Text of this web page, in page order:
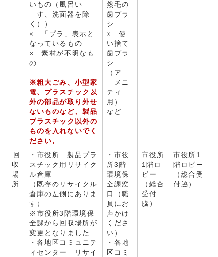
いもの（風呂い
す、洗面器を除
く））
× 「プラ」表示と
なっているもの
× 素材が不明なも
の
※粗大ごみ、小型家
電、プラスチック以
外の部品が取り外せ
ないものなど、製品
プラスチック以外の
ものを入れないでく
ださい。
然毛の
歯ブラ
シ
× 使
い捨て
歯ブラ
シ
（ア
メニ
ティ
用）
など
回
収
場
所
・市役所 製品プラ
スチック用リサイク
ル倉庫
（既存のリサイクル
倉庫の左側にありま
す）
※市役所3階環境保
全課から回収場所が
変更となりました
・各地区コミュニテ
ィセンター リサイ
・市役
所3階
環境保
全課窓
口（職
員にお
声かけ
くださ
い）
・各地
区コミ
市役所
1階ロ
ビー
（総合
受付
脇）
市役所1
階ロビー
（総合受
付脇）